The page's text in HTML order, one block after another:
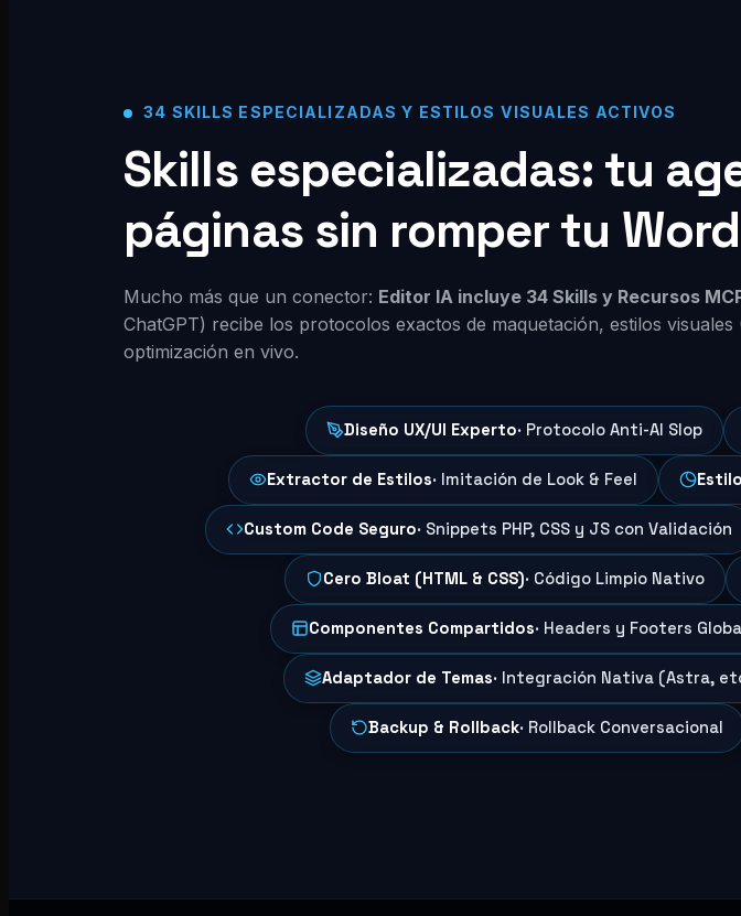
34 SKILLS ESPECIALIZADAS Y ESTILOS VISUALES ACTIVOS
Skills especializadas: tu
páginas sin romper tu
Mucho más que un conector: Editor IA incluye 34 Skills y Recursos
ChatGPT) recibe los protocolos exactos de maquetación, estilos
optimización en vivo.
Diseño UX/UI Experto· Protocolo Anti-AI Slop
Extractor de Estilos· Imitación de Look & Feel
Custom Code Seguro· Snippets PHP, CSS y JS con Validación
Cero Bloat (HTML & CSS)· Código Limpio Nativo
Componentes Compartidos· Headers y Footers
Adaptador de Temas· Integración Nativa (Astra,
Backup & Rollback· Rollback Conversacional